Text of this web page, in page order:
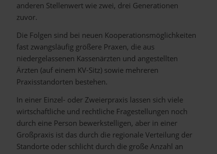
anderen Stellenwert wie zwei, drei Generationen
zuvor.
Die Folgen sind bei neuen Kooperationsmöglichkeiten
fast zwangsläufig größere Praxen, die aus
niedergelassenen Kassenärzten und angestellten
Ärzten (auf einem KV-Sitz) sowie mehreren
Praxisstandorten bestehen.
In einer Einzel- oder Zweierpraxis lassen sich viele
wirtschaftliche und rechtliche Fragestellungen noch
durch eine Person bewerkstelligen, aber in einer
Großpraxis ist das durch die regionale Verteilung der
Standorte oder schlicht durch die große Anzahl an